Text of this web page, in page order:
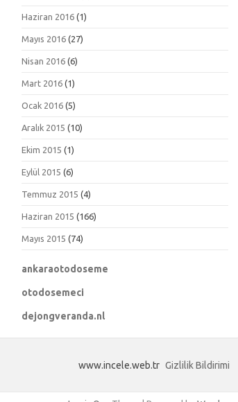
Haziran 2016 (1)
Mayıs 2016 (27)
Nisan 2016 (6)
Mart 2016 (1)
Ocak 2016 (5)
Aralık 2015 (10)
Ekim 2015 (1)
Eylül 2015 (6)
Temmuz 2015 (4)
Haziran 2015 (166)
Mayıs 2015 (74)
ankaraotodoseme
otodosemeci
dejongveranda.nl
www.incele.web.tr Gizlilik Bildirimi